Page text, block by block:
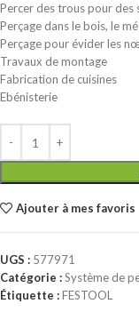
Percer des trous pour des
Perçage dans le bois, le
Perçage pour évider les
Travaux de montage
Fabrication de cuisines
Ebénisterie
Ajouter à mes favoris
UGS : 577971
Catégorie :Système de
Étiquette :FESTOOL